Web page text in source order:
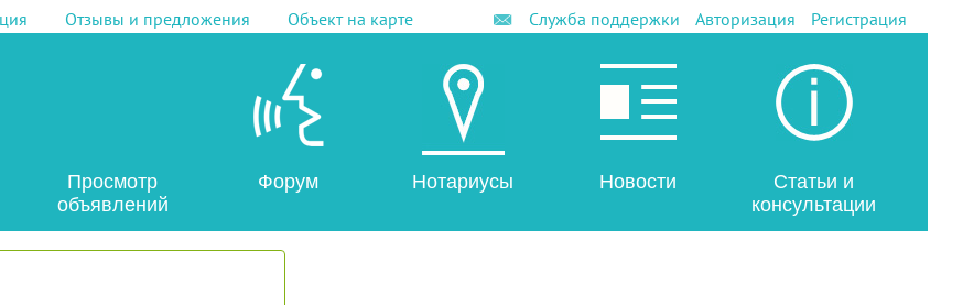
Отзывы и предложения Объект на карте Служба поддержки Авторизация Регистрация
Просмотр
объявлений
Форум Нотариусы Новости
Статьи и
консультации